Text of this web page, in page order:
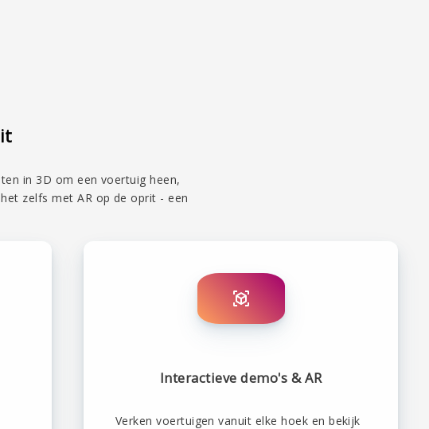
in 3D om een voertuig heen,
zelfs met AR op de oprit - een
Interactieve demo's & AR
Verken voertuigen vanuit elke hoek en bekijk